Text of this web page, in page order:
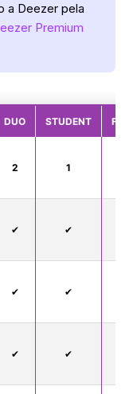
a Deezer pela
Premium
DUO STUDENT
2 1
✔ ✔
✔ ✔
✔ ✔